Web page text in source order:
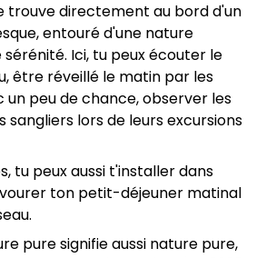
trouve directement au bord d'un
entouré d'une nature
Ici, tu peux écouter le
être réveillé le matin par les
un peu de chance, observer les
sangliers lors de leurs excursions
tu peux aussi t'installer dans
ton petit-déjeuner matinal
pure signifie aussi nature pure,